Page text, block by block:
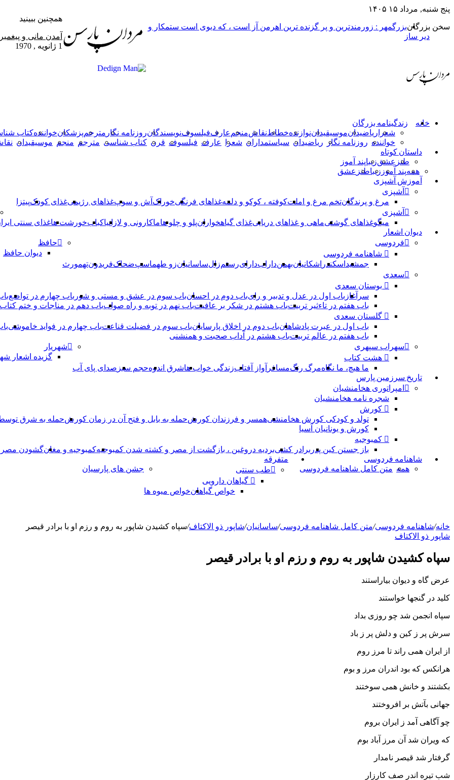
پنج شنبه, مرداد ۱۵ ۱۴۰۵
سخن بزرگانبزرگمهر : زورمندترین و پر گزنده ترین اهرمن آز است ، که دیوی است ستمکار و
دیر ساز
خانه زندگینامه بزرگان
شعرا ریاضیدانموسیقیداننوازندهخطاطنقاشمنجم عارففیلسوفنویسندگانروزنامه نگار مترجمپزشکانخوانندهکتاب
خواننده روزنامه نگار ریاضیدان سیاستمداران شعرا عارف فیلسوف قرن کتاب شناسی مترجم منجم موسیقیدان
داستان کوتاه
طنز عشقزیباپند آموز
همهپند آموز زیباطنز عشق
آموزش آشپزی
آشپزی
مرغ و پرندگانتخم مرغ و املتکوفته ، کوکو و دلمهغذاهای فرنگیخوراک آش و سوپغذاهای رژیمیغذای کودکپیتزا
آشپزی
میگوغذاهای گوشتیماهی و غذاهای دریاییغذای گیاهخوارانپلو و چلو هاماکارونی و لازانیاکبابخورشت هاغذای سنتی
دیوان اشعار
فردوسی
شاهنامه فردوسی
جمشید اسکندر اشکانیانبهمندارابدارایرستمزالساسانیانزو طهماسپ‏ضحاکفریدونتهمورث
حافظ
دیوان حافظ
سعدی
بوستان سعدی
سرآغاز باب اول در عدل و تدبیر و رایباب دوم در احسانباب سوم در عشق و مستی و شور باب چهارم در تواضع
باب هفتم در تاءثیر تربیتباب هشتم در شکر بر عافیتباب نهم در توبه و راه صوابباب دهم در مناجات و ختم کتاب
گلستان سعدی
باب اول در عبرت پادشاهانباب دوم در اخلاق پارسایانباب سوم در فضیلت قناعتباب چهارم در فواید خاموشى
باب هفتم در عالم تربیتباب هشتم در آداب صحبت و همنشنى
سهراب سپهری
هشت کتاب
ما هیچ، ما نگاهمرگ رنگمسافر آواز آفتابزندگی خواب هاشرق اندوهحجم سبز صدای پای آب
شهریار
گزیده اشعار
تاریخ سرزمین پارس
امپراتوری هخامنشیان
شجره نامه هخامنشیان
کورش
تولد و کودکی کورش هخامنشیهمسر و فرزندان کورشحمله به بابل و فتح آن در زمان کورشحمله به شرق
کورش و یونانیان آسیا
کمبوجیه
باز جستن کین پدر برادر کشیبردیه دروغین ، بازگشت از مصر و کشته شدن کمبوجیهکمبوجیه و مغانگشودن مصر
شاهنامه فردوسی
همه متن کامل شاهنامه فردوسی
متفرقه
طب سنتی
گیاهان دارویی
خواص گیاهانخواص میوه ها
جشن های پارسیان
خانه/شاهنامه فردوسی/متن کامل شاهنامه فردوسی/ساسانیان/شاپور ذو الاكتاف/سپاه کشیدن شاپور به روم و رزم او با برادر قیصر
شاپور ذو الاكتاف
سپاه کشیدن شاپور به روم و رزم او با برادر قیصر
عرض گاه و دیوان بیاراستند
کلید در گنجها خواستند
سپاه انجمن شد چو روزى بداد
سرش پر ز کین و دلش پر ز باد
از ایران همى راند تا مرز روم
هرانکس که بود اندران مرز و بوم‏
بکشتند و خانش همى سوختند
جهانى بآتش بر افروختند
چو آگاهى آمد ز ایران بروم
که ویران شد آن مرز آباد بوم‏
گرفتار شد قیصر نامدار
شب تیره اندر صف کارزار
همچنین ببینید
آمدن مانى و
1 ژانویه , 1970
فیس
بوک
X
واتس
آپ
تلگرام
وایبر
دکمه
بازگشت